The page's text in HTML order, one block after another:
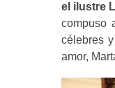
el ilustre
compuso
célebres
amor,